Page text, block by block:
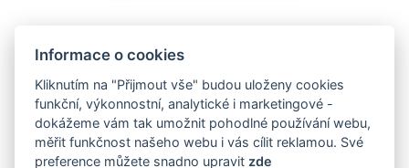
Informace o cookies
Kliknutím na "Přijmout vše" budou uloženy cookies
funkční, výkonnostní, analytické i marketingové -
dokážeme vám tak umožnit pohodlné používání webu,
měřit funkčnost našeho webu i vás cílit reklamou. Své
preference můžete snadno upravit zde
od 2 719Kč
Poslední kus skladem